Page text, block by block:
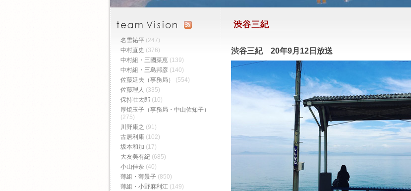
渋谷三紀
渋谷三紀 20年9月12日放送
名雪祐平 (247)
中村直史 (376)
中村組・三國菜恵 (139)
中村組・三島邦彦 (140)
佐藤延夫（事務局）
(554)
佐藤理人 (335)
保持壮太郎 (10)
厚焼玉子（事務局・中山佐知子）
(275)
川野康之 (91)
古居利康 (102)
坂本和加 (17)
大友美有紀 (685)
小山佳奈 (40)
薄組・薄景子 (850)
薄組・小野麻利江 (149)